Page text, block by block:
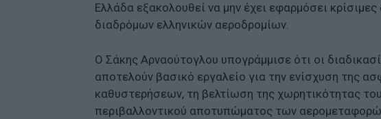
Ελλάδα εξακολουθεί να μην έχει εφαρμόσει
διαδρόμων ελληνικών αεροδρομίων.
Ο Σάκης Αρναούτογλου υπογράμμισε ότι οι
αποτελούν βασικό εργαλείο για την ενίσχυση της
καθυστερήσεων, τη βελτίωση της χωρητικότητας
περιβαλλοντικού αποτυπώματος των